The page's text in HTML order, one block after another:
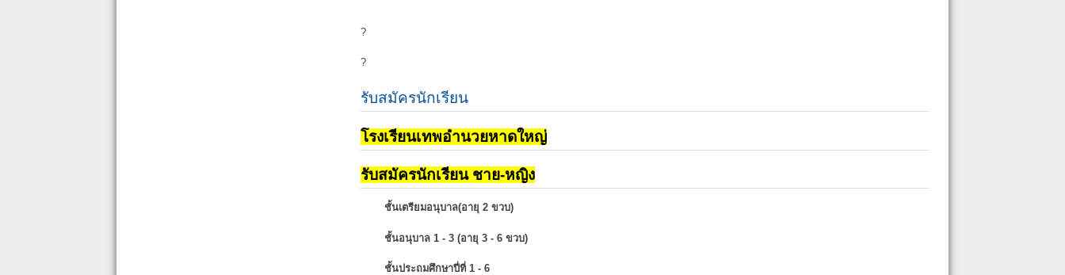
?
?
รับสมัครนักเรียน
โรงเรียนเทพอำนวยหาดใหญ่
รับสมัครนักเรียน ชาย-หญิง
ชั้นเตรียมอนุบาล(อายุ 2 ขวบ)
ชั้นอนุบาล 1 - 3 (อายุ 3 - 6 ขวบ)
ชั้นประถมศึกษาปี่ที่ 1 - 6